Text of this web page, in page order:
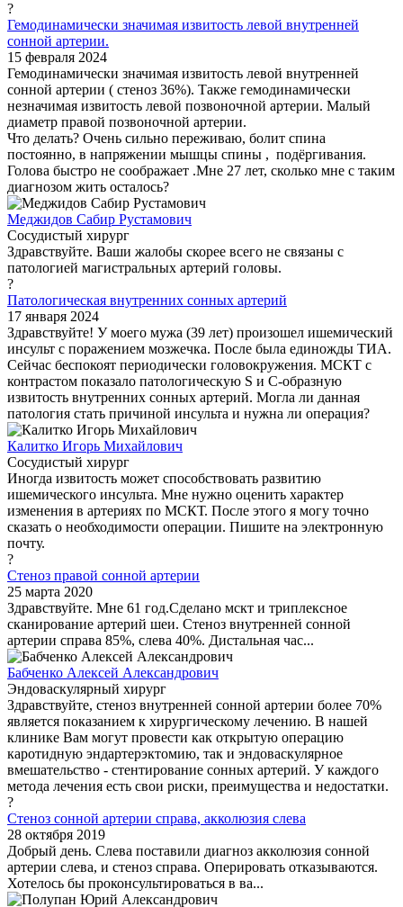
?
Гемодинамически значимая извитость левой внутренней
сонной артерии.
15 февраля 2024
Гемодинамически значимая извитость левой внутренней
сонной артерии ( стеноз 36%). Также гемодинамически
незначимая извитость левой позвоночной артерии. Малый
диаметр правой позвоночной артерии.
Что делать? Очень сильно переживаю, болит спина
постоянно, в напряжении мышцы спины , подёргивания.
Голова быстро не соображает .Мне 27 лет, сколько мне с таким
диагнозом жить осталось?
Меджидов Сабир Рустамович
Сосудистый хирург
Здравствуйте. Ваши жалобы скорее всего не связаны с
патологией магистральных артерий головы.
?
Патологическая внутренних сонных артерий
17 января 2024
Здравствуйте! У моего мужа (39 лет) произошел ишемический
инсульт с поражением мозжечка. После была единожды ТИА.
Сейчас беспокоят периодически головокружения. МСКТ с
контрастом показало патологическую S и C-образную
извитость внутренних сонных артерий. Могла ли данная
патология стать причиной инсульта и нужна ли операция?
Калитко Игорь Михайлович
Сосудистый хирург
Иногда извитость может способствовать развитию
ишемического инсульта. Мне нужно оценить характер
изменения в артериях по МСКТ. После этого я могу точно
сказать о необходимости операции. Пишите на электронную
почту.
?
Стеноз правой сонной артерии
25 марта 2020
Здравствуйте. Мне 61 год.Сделано мскт и триплексное
сканирование артерий шеи. Стеноз внутренней сонной
артерии справа 85%, слева 40%. Дистальная час...
Бабченко Алексей Александрович
Эндоваскулярный хирург
Здравствуйте, стеноз внутренней сонной артерии более 70%
является показанием к хирургическому лечению. В нашей
клинике Вам могут провести как открытую операцию
каротидную эндартерэктомию, так и эндоваскулярное
вмешательство - стентирование сонных артерий. У каждого
метода лечения есть свои риски, преимущества и недостатки.
?
Стеноз сонной артерии справа, акколюзия слева
28 октября 2019
Добрый день. Слева поставили диагноз акколюзия сонной
артерии слева, и стеноз справа. Оперировать отказываются.
Хотелось бы проконсультироваться в ва...